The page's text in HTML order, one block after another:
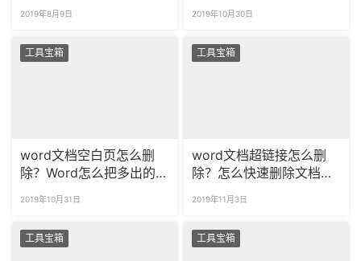
2019年8月9日 2019年10月30日
工具宝箱
word文档空白页怎么删
除？Word怎么把多出的空
2019年10月31日
工具宝箱
word文档超链接怎么删
除？怎么快速删除文档中
2019年11月3日
工具宝箱 工具宝箱